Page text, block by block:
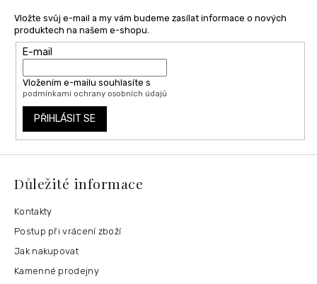
Vložte svůj e-mail a my vám budeme zasílat informace o nových
produktech na našem e-shopu.
E-mail
Vložením e-mailu souhlasíte s
podmínkami ochrany osobních údajů
PŘIHLÁSIT SE
Důležité informace
Kontakty
Postup při vrácení zboží
Jak nakupovat
Kamenné prodejny